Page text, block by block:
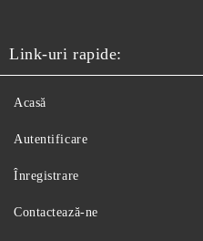
Link-uri rapide:
Acasă
Autentificare
Înregistrare
Contactează-ne